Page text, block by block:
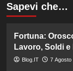
Sapevi che…
Fortuna:
Lavoro, Soldi
Blog.IT 7 Agosto